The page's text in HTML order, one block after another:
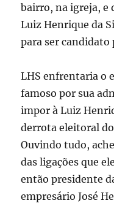
bairro, na igreja, e
Luiz Henrique da
para ser candidato
LHS enfrentaria o
famoso por sua
impor à Luiz
derrota eleitoral
Ouvindo tudo,
das ligações que
então presidente
empresário José